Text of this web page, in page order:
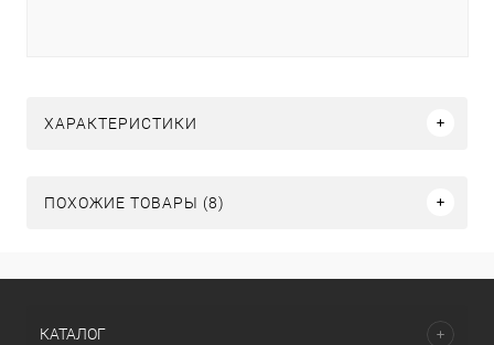
ХАРАКТЕРИСТИКИ
ПОХОЖИЕ ТОВАРЫ (8)
КАТАЛОГ